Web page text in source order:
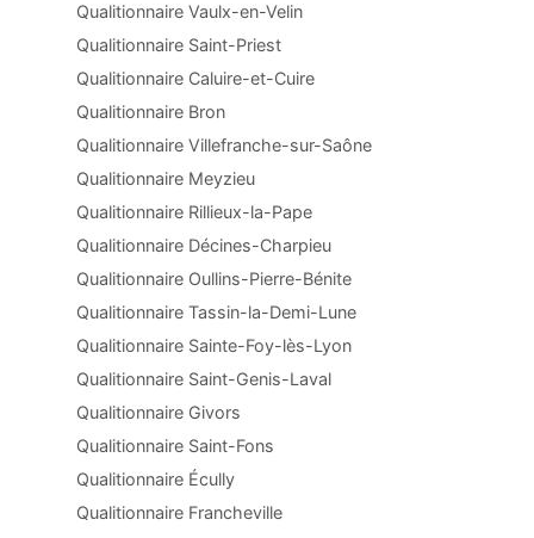
Qualitionnaire Vaulx-en-Velin
Qualitionnaire Saint-Priest
Qualitionnaire Caluire-et-Cuire
Qualitionnaire Bron
Qualitionnaire Villefranche-sur-Saône
Qualitionnaire Meyzieu
Qualitionnaire Rillieux-la-Pape
Qualitionnaire Décines-Charpieu
Qualitionnaire Oullins-Pierre-Bénite
Qualitionnaire Tassin-la-Demi-Lune
Qualitionnaire Sainte-Foy-lès-Lyon
Qualitionnaire Saint-Genis-Laval
Qualitionnaire Givors
Qualitionnaire Saint-Fons
Qualitionnaire Écully
Qualitionnaire Francheville